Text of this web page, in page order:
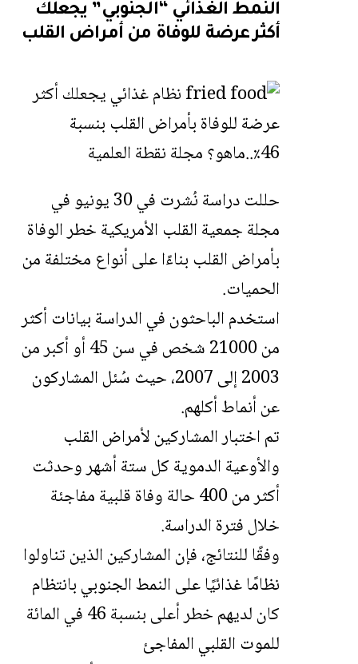
النمط الغذائي “الجنوبي” يجعلك
أكثر عرضة للوفاة من أمراض القلب
حللت دراسة نُشرت في 30 يونيو في
مجلة جمعية القلب الأمريكية خطر الوفاة
بأمراض القلب بناءًا على أنواع مختلفة من
الحميات.
استخدم الباحثون في الدراسة بيانات أكثر
من 21000 شخص في سن 45 أو أكبر من
2003 إلى 2007، حيث سُئل المشاركون
عن أنماط أكلهم.
تم اختبار المشاركين لأمراض القلب
والأوعية الدموية كل ستة أشهر وحدثت
أكثر من 400 حالة وفاة قلبية مفاجئة
خلال فترة الدراسة.
وفقًا للنتائج، فإن المشاركين الذين تناولوا
نظامًا غذائيًا على النمط الجنوبي بانتظام
كان لديهم خطر أعلى بنسبة 46 في المائة
للموت القلبي المفاجئ